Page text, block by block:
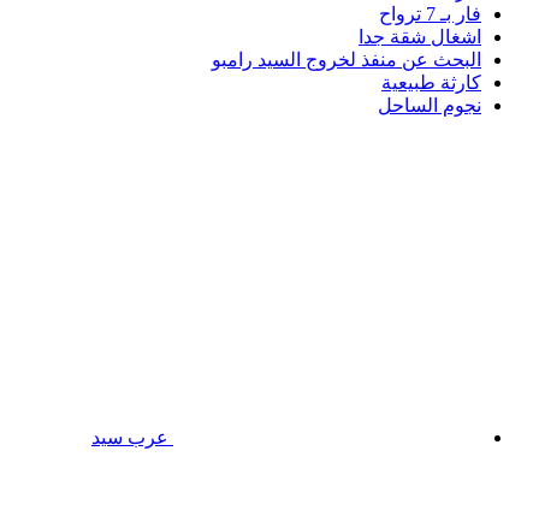
فار بـ 7 ترواح
اشغال شقة جدا
البحث عن منفذ لخروج السيد رامبو
كارثة طبيعية
نجوم الساحل
عرب سيد